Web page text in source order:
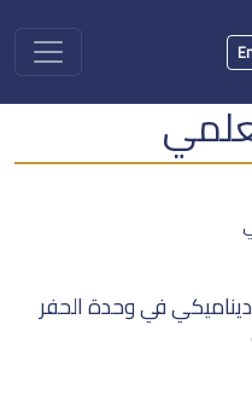
في وحدة الحفر